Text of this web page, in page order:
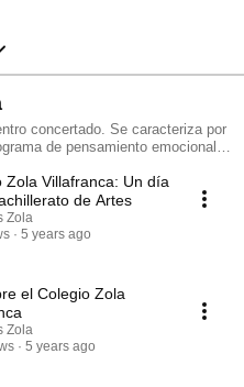
concertado. Se caracteriza por
de pensamiento emocional y
música.
Zola Villafranca: Un día
de Artes
Zola
5 years ago
el Colegio Zola
Zola
5 years ago